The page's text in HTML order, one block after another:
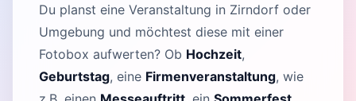
Du planst eine Veranstaltung in Zirndorf oder
Umgebung und möchtest diese mit einer
Fotobox aufwerten? Ob Hochzeit,
Geburtstag, eine Firmenveranstaltung, wie